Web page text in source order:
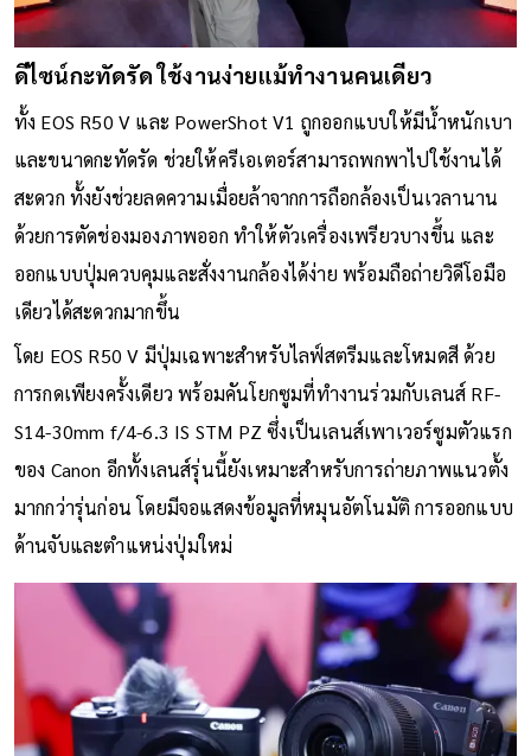
ดีไซน์กะทัดรัด ใช้งานง่ายแม้ทำงานคนเดียว
ทั้ง EOS R50 V และ PowerShot V1 ถูกออกแบบให้มีน้ำหนักเบา
และขนาดกะทัดรัด ช่วยให้ครีเอเตอร์สามารถพกพาไปใช้งานได้
สะดวก ทั้งยังช่วยลดความเมื่อยล้าจากการถือกล้องเป็นเวลานาน
ด้วยการตัดช่องมองภาพออก ทำให้ตัวเครื่องเพรียวบางขึ้น และ
ออกแบบปุ่มควบคุมและสั่งงานกล้องได้ง่าย พร้อมถือถ่ายวิดีโอมือ
เดียวได้สะดวกมากขึ้น
โดย EOS R50 V มีปุ่มเฉพาะสำหรับไลฟ์สตรีมและโหมดสี ด้วย
การกดเพียงครั้งเดียว พร้อมคันโยกซูมที่ทำงานร่วมกับเลนส์ RF-
S14-30mm f/4-6.3 IS STM PZ ซึ่งเป็นเลนส์เพาเวอร์ซูมตัวแรก
ของ Canon อีกทั้งเลนส์รุ่นนี้ยังเหมาะสำหรับการถ่ายภาพแนวตั้ง
มากกว่ารุ่นก่อน โดยมีจอแสดงข้อมูลที่หมุนอัตโนมัติ การออกแบบ
ด้านจับและตำแหน่งปุ่มใหม่